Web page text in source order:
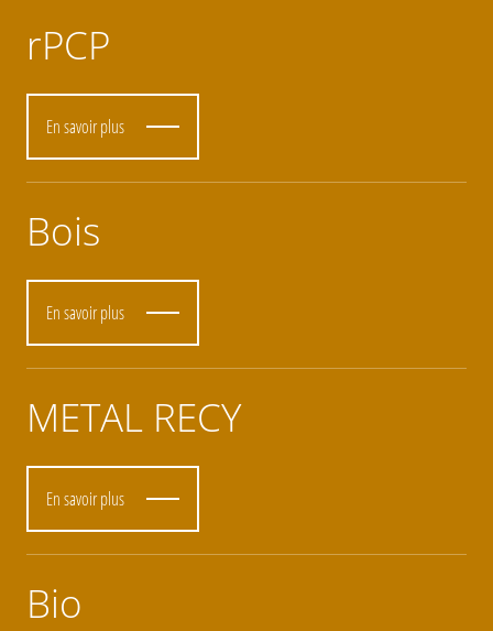
rPCP
En savoir plus
Bois
En savoir plus
METAL RECY
En savoir plus
Bio